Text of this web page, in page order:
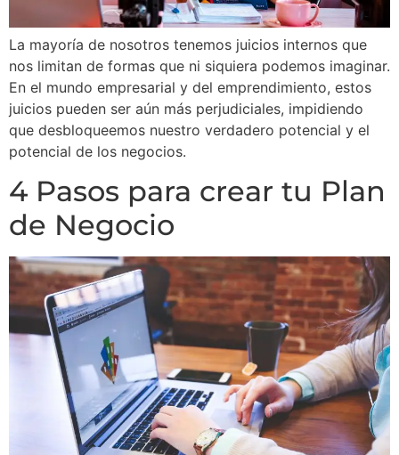
La mayoría de nosotros tenemos juicios internos que
nos limitan de formas que ni siquiera podemos imaginar.
En el mundo empresarial y del emprendimiento, estos
juicios pueden ser aún más perjudiciales, impidiendo
que desbloqueemos nuestro verdadero potencial y el
potencial de los negocios.
4 Pasos para crear tu Plan
de Negocio